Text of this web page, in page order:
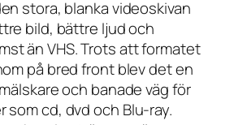
stora, blanka videoskivan
bild, bättre ljud och
än VHS. Trots att formatet
på bred front blev det en
och banade väg för
som cd, dvd och Blu-ray.